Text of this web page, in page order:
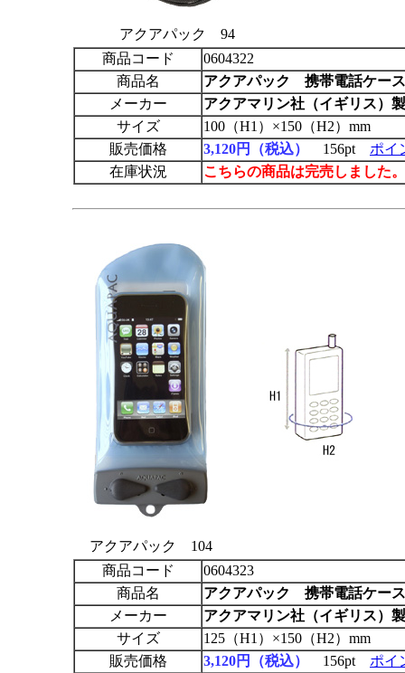
アクアパック 94
商品コード
0604322
商品名
アクアパック
携帯電話ケー
メーカー
アクアマリン社（イギリス）製
サイズ
100（H1）×150（H2）mm
販売価格
3,120円（税込） 156pt ポイ
在庫状況
こちらの商品は完売しました
アクアパック 104
商品コード
0604323
商品名
アクアパック
携帯電話ケー
メーカー
アクアマリン社（イギリス）製
サイズ
125（H1）×150（H2）mm
販売価格
3,120円（税込） 156pt ポイ